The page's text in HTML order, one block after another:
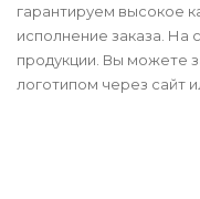
гарантируем высокое
исполнение заказа. На
продукции. Вы можете
логотипом через сайт